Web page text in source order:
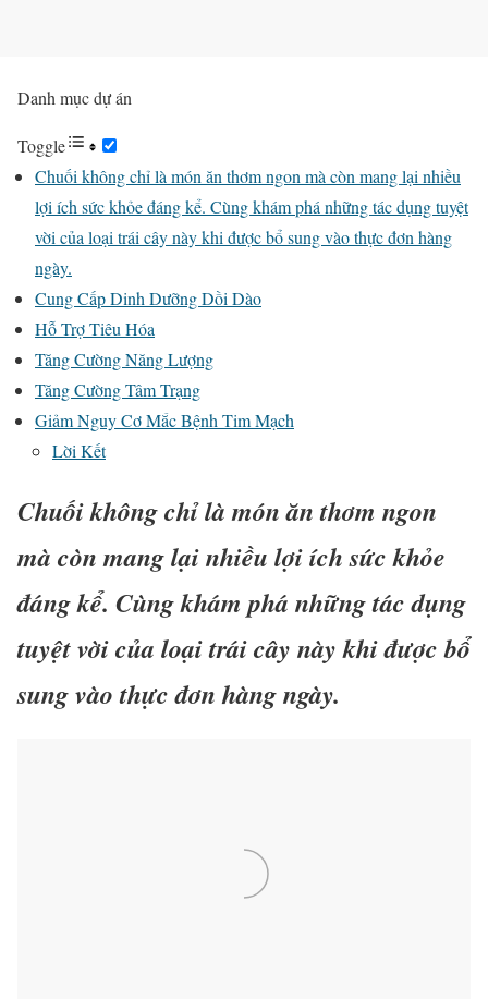
Danh mục dự án
Toggle
Chuối không chỉ là món ăn thơm ngon mà còn mang lại nhiều
lợi ích sức khỏe đáng kể. Cùng khám phá những tác dụng tuyệt
vời của loại trái cây này khi được bổ sung vào thực đơn hàng
ngày.
Cung Cấp Dinh Dưỡng Dồi Dào
Hỗ Trợ Tiêu Hóa
Tăng Cường Năng Lượng
Tăng Cường Tâm Trạng
Giảm Nguy Cơ Mắc Bệnh Tim Mạch
Lời Kết
Chuối không chỉ là món ăn thơm ngon
mà còn mang lại nhiều lợi ích sức khỏe
đáng kể. Cùng khám phá những tác dụng
tuyệt vời của loại trái cây này khi được bổ
sung vào thực đơn hàng ngày.